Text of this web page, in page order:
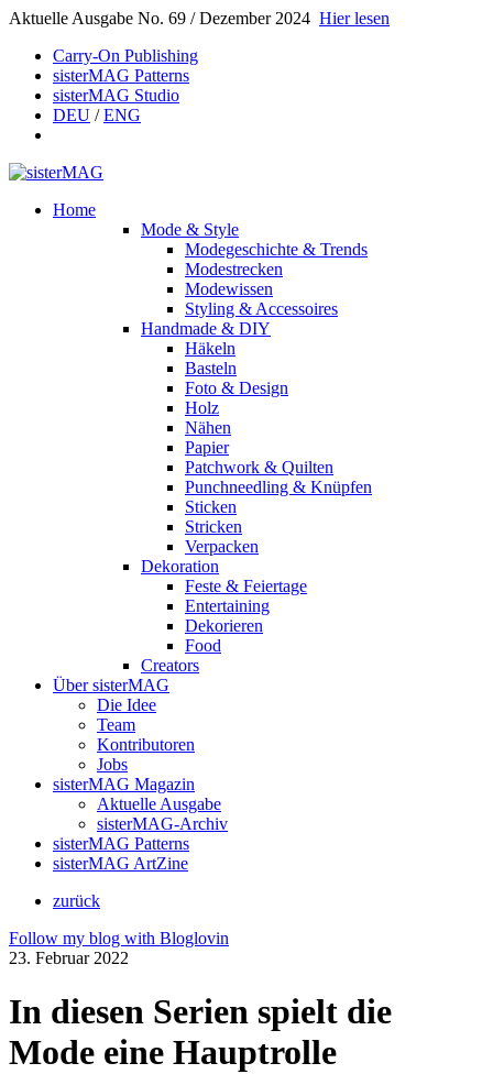
Aktuelle Ausgabe No. 69 / Dezember 2024 Hier lesen
Carry-On Publishing
sisterMAG Patterns
sisterMAG Studio
DEU /ENG
Home
Mode & Style
Modegeschichte & Trends
Modestrecken
Modewissen
Styling & Accessoires
Handmade & DIY
Häkeln
Basteln
Foto & Design
Holz
Nähen
Papier
Patchwork & Quilten
Punchneedling & Knüpfen
Sticken
Stricken
Verpacken
Dekoration
Feste & Feiertage
Entertaining
Dekorieren
Food
Creators
Über sisterMAG
Die Idee
Team
Kontributoren
Jobs
sisterMAG Magazin
Aktuelle Ausgabe
sisterMAG-Archiv
sisterMAG Patterns
sisterMAG ArtZine
zurück
Follow my blog with Bloglovin
23. Februar 2022
In diesen Serien spielt die
Mode eine Hauptrolle